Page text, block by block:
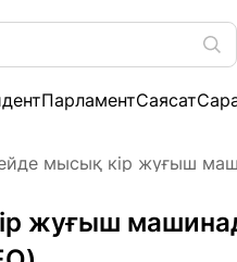
ПарламентСаясат
мысық кір жуғыш
жуғыш